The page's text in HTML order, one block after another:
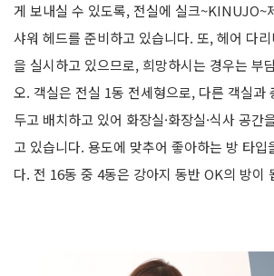
게 보내실 수 있도록, 전실에 실크~KINUJO~
샤워 헤드를 준비하고 있습니다. 또, 헤어 다
을 실시하고 있으므로, 희망하시는 경우는 부
오. 객실은 전실 1동 전세형으로, 다른 객실과
두고 배치하고 있어 화장실·화장실·식사 공간
고 있습니다. 용도에 맞추어 좋아하는 방 타입
다. 전 16동 중 4동은 강아지 동반 OK의 방이